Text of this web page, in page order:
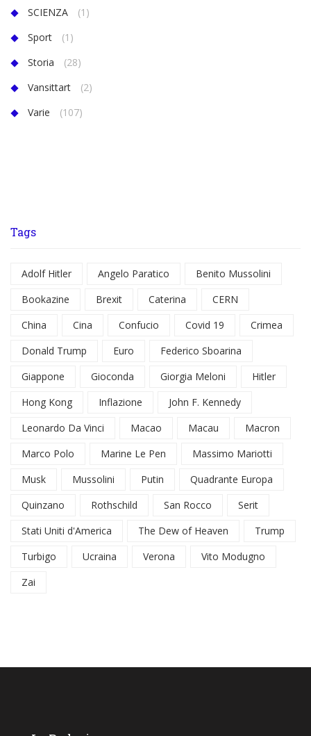
SCIENZA
(1)
Sport
(1)
Storia
(28)
Vansittart
(2)
Varie
(107)
Tags
Adolf Hitler Angelo Paratico
Benito Mussolini
Bookazine
Brexit Caterina
CERN
China
Cina Confucio Covid 19
Crimea
Donald Trump
Euro
Federico Sboarina
Giappone
Gioconda Giorgia Meloni
Hitler
Hong Kong
Inflazione
John F. Kennedy
Leonardo Da Vinci
Macao Macau
Macron
Marco Polo
Marine Le Pen
Massimo Mariotti
Musk
Mussolini Putin
Quadrante Europa
Quinzano
Rothschild San Rocco
Serit
Stati Uniti d'America
The Dew of Heaven
Trump
Turbigo
Ucraina Verona
Vito Modugno
Zai